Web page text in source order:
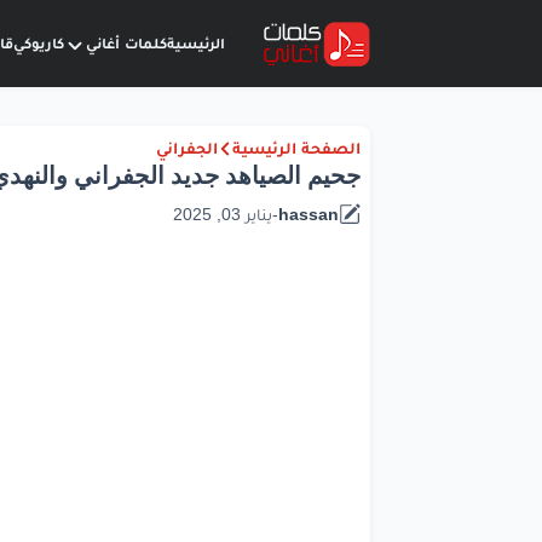
الرئيسيةكلمات أغاني كاريوكي
الصفحة الرئيسية الجفراني
جحيم الصياهد جديد الجفراني
hassan
-يناير 03, 2025